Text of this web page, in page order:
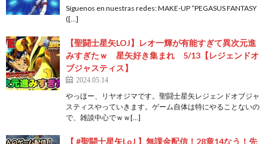
Síguenos en nuestras redes: MAKE-UP “PEGASUS FANTASY
([…]
【聖闘士星矢LOJ】レオ一輝が有能すぎて異次元進
みすぎたｗ 星矢好き集まれ 5/13【レジェンドオ
ブジャスティス】
2024.05.14
やっほー、リヤオジマです。聖闘士星矢レジェンドオブジャ
スティスやっていきます。ゲーム自体は特にやることないの
で、雑談中心でｗｗ[…]
【 #聖闘士星矢LoJ 】無課金配信！28章14なう！先